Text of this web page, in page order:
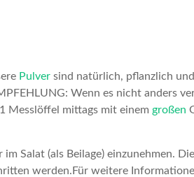
Pulver sind natürlich, pflanzlich
Wenn es nicht anders
Messlöffel mittags mit einem großen
Salat (als Beilage) einzunehmen.
werden.Für weitere